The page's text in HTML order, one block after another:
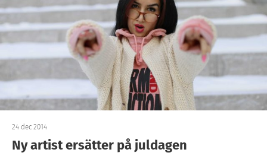
24 dec 2014
Ny artist ersätter på juldagen